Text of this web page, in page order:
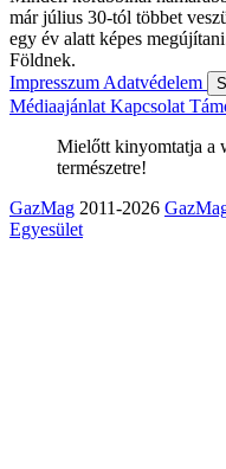
már július 30-tól többet
egy év alatt képes
Földnek.
Impresszum Adatvédelem
Médiaajánlat Kapcsolat
Mielőtt kinyomtatja a
természetre!
GazMag 2011-2026
Egyesület